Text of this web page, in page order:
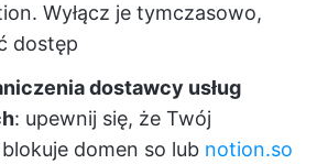
Wyłącz je tymczasowo,
dostęp
dostawcy usług
: upewnij się, że Twój
domen so lub notion.so